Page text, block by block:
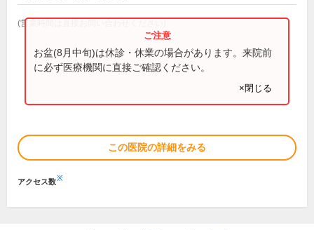
(営業時間は直接お問い合わせください)
お盆(8月中旬)は休診・休業の場合があります。来院前
に必ず医療機関に直接ご確認ください。
×閉じる
この医院の詳細をみる
アクセス数※